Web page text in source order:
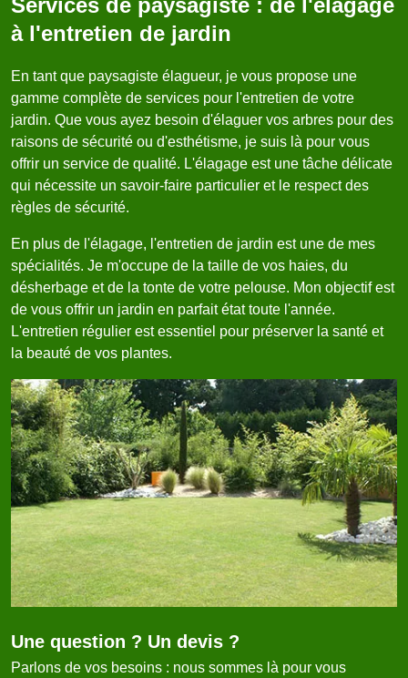
Services de paysagiste : de l'élagage
à l'entretien de jardin
En tant que paysagiste élagueur, je vous propose une
gamme complète de services pour l'entretien de votre
jardin. Que vous ayez besoin d'élaguer vos arbres pour des
raisons de sécurité ou d'esthétisme, je suis là pour vous
offrir un service de qualité. L'élagage est une tâche délicate
qui nécessite un savoir-faire particulier et le respect des
règles de sécurité.
En plus de l'élagage, l'entretien de jardin est une de mes
spécialités. Je m'occupe de la taille de vos haies, du
désherbage et de la tonte de votre pelouse. Mon objectif est
de vous offrir un jardin en parfait état toute l'année.
L'entretien régulier est essentiel pour préserver la santé et
la beauté de vos plantes.
Une question ? Un devis ?
Parlons de vos besoins : nous sommes là pour vous